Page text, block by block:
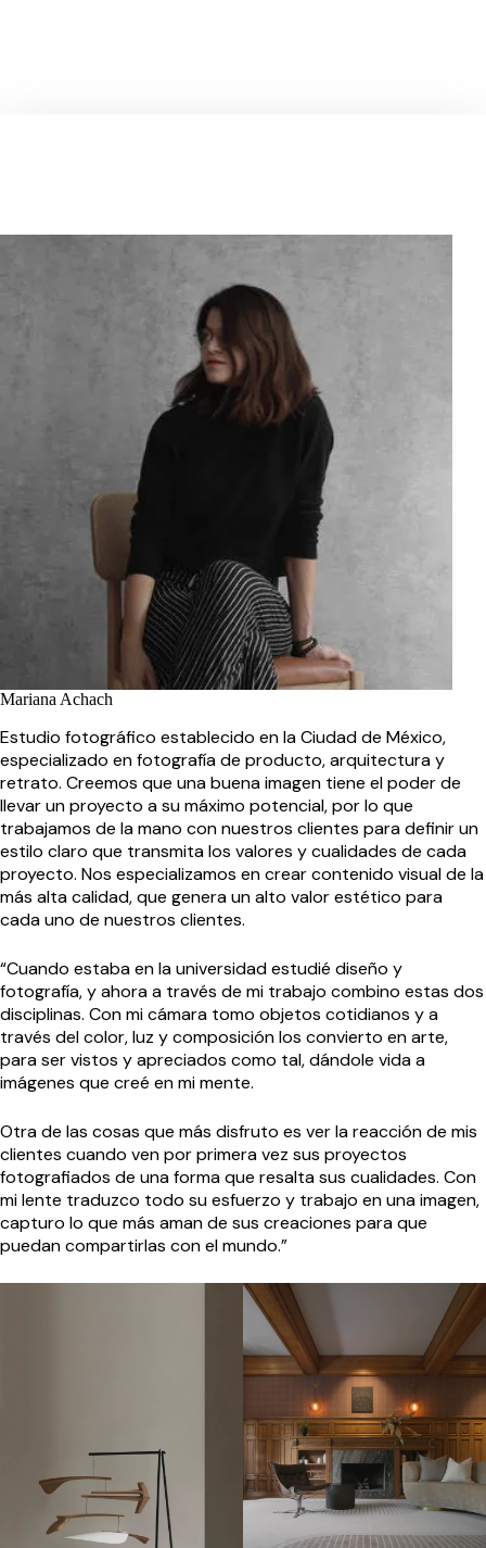
Mariana Achach
Estudio fotográfico establecido en la Ciudad de México,
especializado en fotografía de producto, arquitectura y
retrato. Creemos que una buena imagen tiene el poder de
llevar un proyecto a su máximo potencial, por lo que
trabajamos de la mano con nuestros clientes para definir un
estilo claro que transmita los valores y cualidades de cada
proyecto. Nos especializamos en crear contenido visual de la
más alta calidad, que genera un alto valor estético para
cada uno de nuestros clientes.
“Cuando estaba en la universidad estudié diseño y
fotografía, y ahora a través de mi trabajo combino estas dos
disciplinas. Con mi cámara tomo objetos cotidianos y a
través del color, luz y composición los convierto en arte,
para ser vistos y apreciados como tal, dándole vida a
imágenes que creé en mi mente.
Otra de las cosas que más disfruto es ver la reacción de mis
clientes cuando ven por primera vez sus proyectos
fotografiados de una forma que resalta sus cualidades. Con
mi lente traduzco todo su esfuerzo y trabajo en una imagen,
capturo lo que más aman de sus creaciones para que
puedan compartirlas con el mundo.”